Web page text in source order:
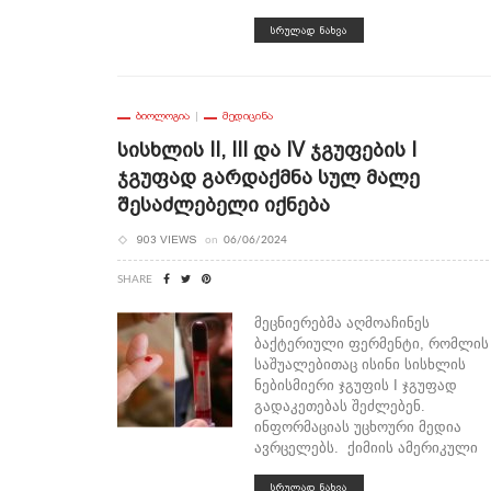
ᲡᲠᲣᲚᲐᲓ ᲜᲐᲮᲕᲐ
ᲑᲘᲝᲚᲝᲒᲘᲐ ᲛᲔᲓᲘᲪᲘᲜᲐ
Სისხლის II, III Და IV Ჯგუფების I
Ჯგუფად Გარდაქმნა Სულ Მალე
Შესაძლებელი Იქნება
903 VIEWS on 06/06/2024
SHARE
მეცნიერებმა აღმოაჩინეს
ბაქტერიული ფერმენტი, რომლის
საშუალებითაც ისინი სისხლის
ნებისმიერი ჯგუფის I ჯგუფად
გადაკეთებას შეძლებენ.
ინფორმაციას უცხოური მედია
ავრცელებს. ქიმიის ამერიკული
ᲡᲠᲣᲚᲐᲓ ᲜᲐᲮᲕᲐ